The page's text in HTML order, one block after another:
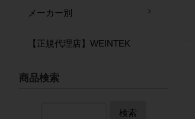
メーカー別
【正規代理店】WEINTEK
商品検索
検索